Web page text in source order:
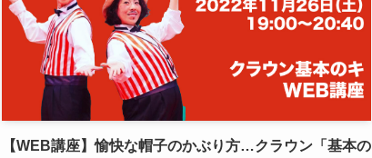
【WEB講座】愉快な帽子のかぶり方…クラウン「基本の